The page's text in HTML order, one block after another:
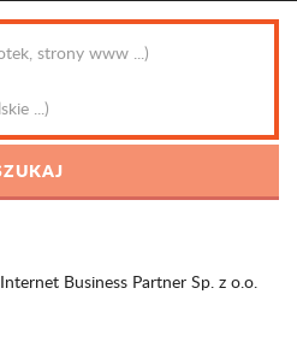
Internet Business Partner Sp. z o.o.